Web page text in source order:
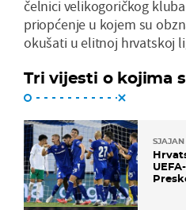
čelnici velikogoričkog
priopćenje u kojem su
okušati u elitnoj hrvatskoj
Tri vijesti o kojima